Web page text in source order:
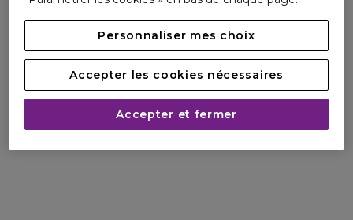
une approche à la fois sensorielle et performante, pour un
résultat visible et un plaisir renouvelé à chaque application.
Personnaliser mes choix
Accepter les cookies nécessaires
Accepter et fermer